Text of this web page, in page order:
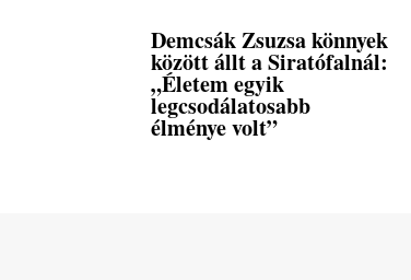
Demcsák Zsuzsa könnyek
között állt a Siratófalnál:
„Életem egyik
legcsodálatosabb
élménye volt”